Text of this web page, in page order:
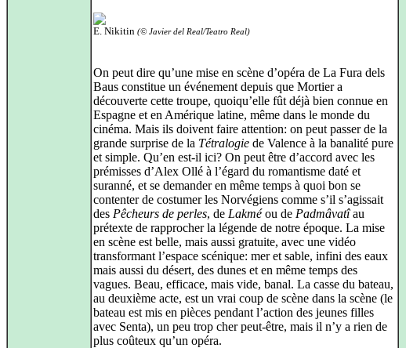
E. Nikitin (© Javier del Real/Teatro Real)
On peut dire qu’une mise en scène d’opéra de La Fura dels
Baus constitue un événement depuis que Mortier a
découverte cette troupe, quoiqu’elle fût déjà bien connue en
Espagne et en Amérique latine, même dans le monde du
cinéma. Mais ils doivent faire attention: on peut passer de la
grande surprise de la Tétralogie de Valence à la banalité pure
et simple. Qu’en est-il ici? On peut être d’accord avec les
prémisses d’Alex Ollé à l’égard du romantisme daté et
suranné, et se demander en même temps à quoi bon se
contenter de costumer les Norvégiens comme s’il s’agissait
des Pêcheurs de perles, de Lakméou de Padmâvatîau
prétexte de rapprocher la légende de notre époque. La mise
en scène est belle, mais aussi gratuite, avec une vidéo
transformant l’espace scénique: mer et sable, infini des eaux
mais aussi du désert, des dunes et en même temps des
vagues. Beau, efficace, mais vide, banal. La casse du bateau,
au deuxième acte, est un vrai coup de scène dans la scène (le
bateau est mis en pièces pendant l’action des jeunes filles
avec Senta), un peu trop cher peut-être, mais il n’y a rien de
plus coûteux qu’un opéra.